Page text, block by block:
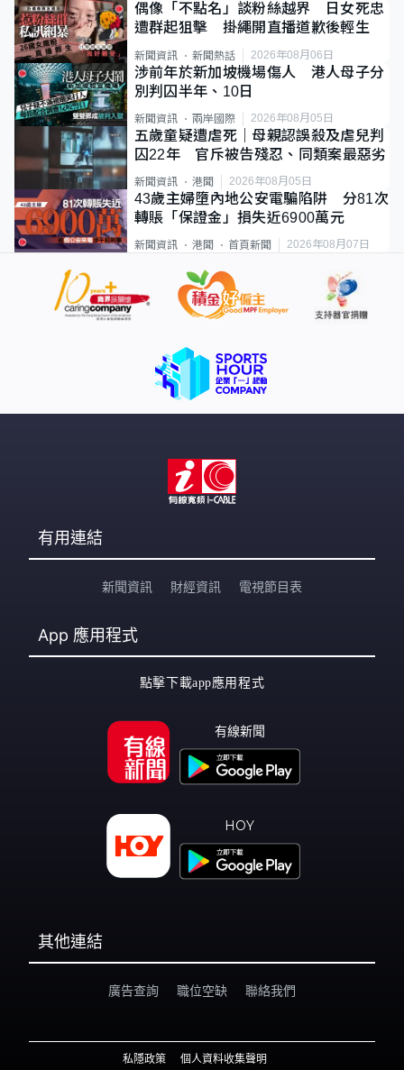
偶像「不點名」談粉絲越界 日女死忠
遭群起狙擊 掛繩開直播道歉後輕生
新聞資訊 新聞熱話 2026年08月06日
涉前年於新加坡機場傷人 港人母子分
別判囚半年、10日
新聞資訊 兩岸國際 2026年08月05日
五歲童疑遭虐死｜母親認誤殺及虐兒判
囚22年 官斥被告殘忍、同類案最惡劣
新聞資訊 港聞 2026年08月05日
43歲主婦墮內地公安電騙陷阱 分81次
轉賬「保證金」損失近6900萬元
新聞資訊 港聞 首頁新聞 2026年08月07日
有用連結
新聞資訊 財經資訊 電視節目表
App 應用程式
點擊下載app應用程式
有線新聞
HOY
其他連結
廣告查詢 職位空缺 聯絡我們
私隱政策 個人資料收集聲明